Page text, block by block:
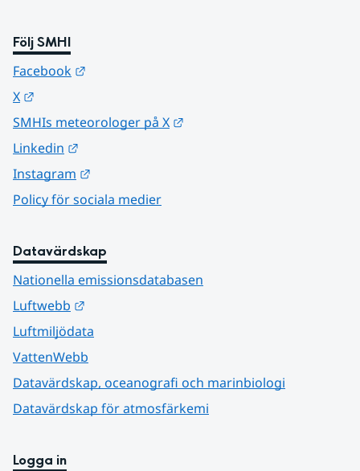
Följ SMHI
Facebook
X
SMHIs meteorologer på X
Linkedin
Instagram
Policy för sociala medier
Datavärdskap
Nationella emissionsdatabasen
Luftwebb
Luftmiljödata
VattenWebb
Datavärdskap, oceanografi och marinbiologi
Datavärdskap för atmosfärkemi
Logga in